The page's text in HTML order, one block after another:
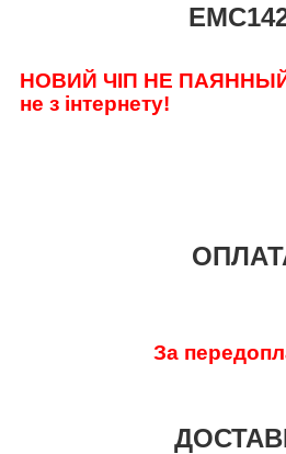
НОВИЙ ЧІП НЕ
не з інтернету!
За